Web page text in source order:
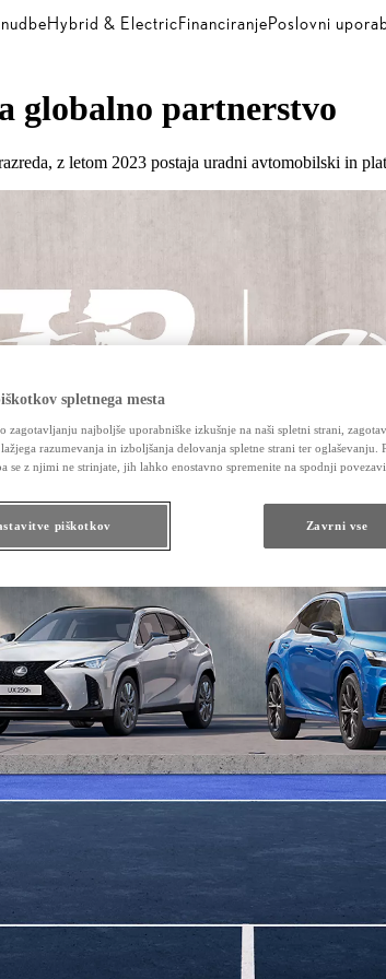
Hybrid & ElectricFinanciranjePoslovni
globalno partnerstvo
z letom 2023 postaja uradni avtomobilski in
spletnega mesta
zagotavljanju najboljše uporabniške izkušnje na naši spletni strani,
razumevanja in izboljšanja delovanja spletne strani ter oglaševanju.
se z njimi ne strinjate, jih lahko enostavno spremenite na spodnji
piškotkov Zavrni vse